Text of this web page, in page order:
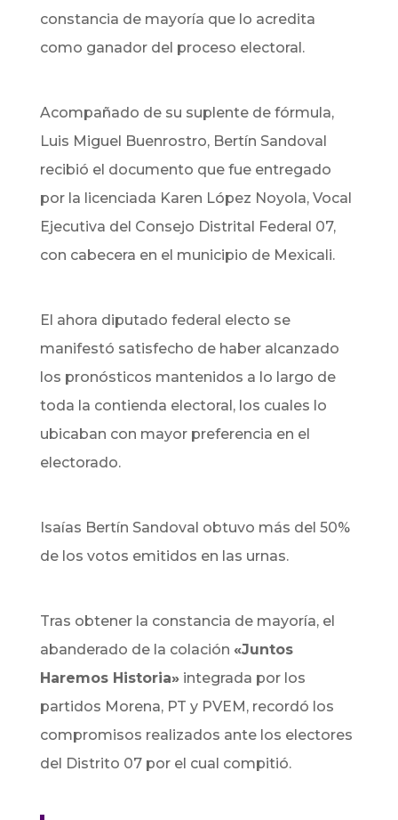
constancia de mayoría que lo acredita
como ganador del proceso electoral.
Acompañado de su suplente de fórmula,
Luis Miguel Buenrostro, Bertín Sandoval
recibió el documento que fue entregado
por la licenciada Karen López Noyola, Vocal
Ejecutiva del Consejo Distrital Federal 07,
con cabecera en el municipio de Mexicali.
El ahora diputado federal electo se
manifestó satisfecho de haber alcanzado
los pronósticos mantenidos a lo largo de
toda la contienda electoral, los cuales lo
ubicaban con mayor preferencia en el
electorado.
Isaías Bertín Sandoval obtuvo más del 50%
de los votos emitidos en las urnas.
Tras obtener la constancia de mayoría, el
abanderado de la colación «Juntos
Haremos Historia»integrada por los
partidos Morena, PT y PVEM, recordó los
compromisos realizados ante los electores
del Distrito 07 por el cual compitió.